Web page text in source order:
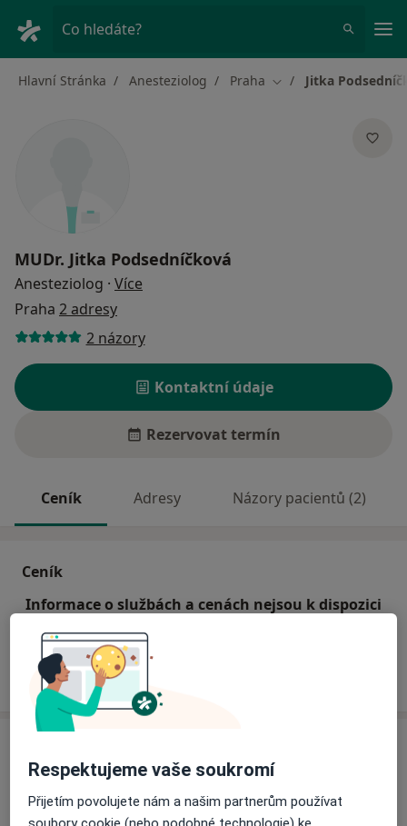
Co hledáte?
Hlavní Stránka Anesteziolog Praha Změna města
Jitka
MUDr. Jitka Podsedníčková
Anesteziolog · Více
Praha 2 adresy
2 názory
Kontaktní údaje
Rezervovat termín
Ceník Adresy Názory pacientů (2)
Ceník
Informace o službách a cenách nejsou k dispozici
Tento specialista ještě nepřidával žádné informace o
Respektujeme vaše soukromí
Přijetím povolujete nám a našim partnerům používat